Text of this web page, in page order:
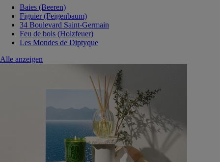
Baies (Beeren)
Figuier (Feigenbaum)
34 Boulevard Saint-Germain
Feu de bois (Holzfeuer)
Les Mondes de Diptyque
Alle anzeigen